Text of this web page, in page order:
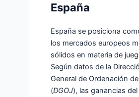
España
España se posiciona
los mercados europeos
sólidos en materia de
Según datos de la
General de Ordenación
(DGOJ), las ganancias